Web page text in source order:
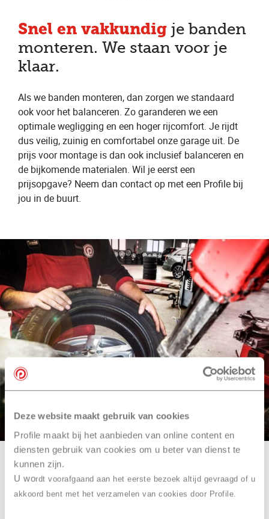
Deze website maakt gebruik van cookies
Profile maakt bij het aanbieden van online content en
diensten gebruik van cookies om u beter van dienst te
kunnen zijn.
U wordt voorafgaand aan het eerste bezoek altijd gevraagd of u
akkoord bent met het verzamelen van cookies door Profile.
Snel en vakkundig je banden
monteren. We staan voor je
klaar.
Als we banden monteren, dan zorgen we standaard
ook voor het balanceren. Zo garanderen we een
optimale wegligging en een hoger rijcomfort. Je rijdt
dus veilig, zuinig en comfortabel onze garage uit. De
prijs voor montage is dan ook inclusief balanceren en
de bijkomende materialen. Wil je eerst een
prijsopgave? Neem dan contact op met een Profile bij
jou in de buurt.
De 3 voordelenvan
bandenmontage door